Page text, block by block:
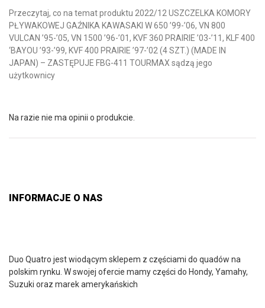
Przeczytaj, co na temat produktu 2022/12 USZCZELKA KOMORY
PŁYWAKOWEJ GAŹNIKA KAWASAKI W 650 ’99-’06, VN 800
VULCAN ’95-’05, VN 1500 ’96-’01, KVF 360 PRAIRIE ’03-’11, KLF 400
‘BAYOU ’93-’99, KVF 400 PRAIRIE ’97-’02 (4 SZT.) (MADE IN
JAPAN) – ZASTĘPUJE FBG-411 TOURMAX sądzą jego
użytkownicy
Na razie nie ma opinii o produkcie.
INFORMACJE O NAS
Duo Quatro jest wiodącym sklepem z częściami do quadów na
polskim rynku. W swojej ofercie mamy części do Hondy, Yamahy,
Suzuki oraz marek amerykańskich